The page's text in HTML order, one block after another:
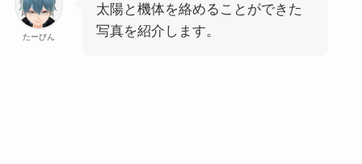
たーびん
太陽と機体を絡めることができた
写真を紹介します。